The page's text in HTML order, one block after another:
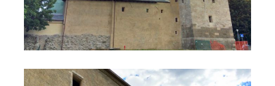
Torre dei Balivi